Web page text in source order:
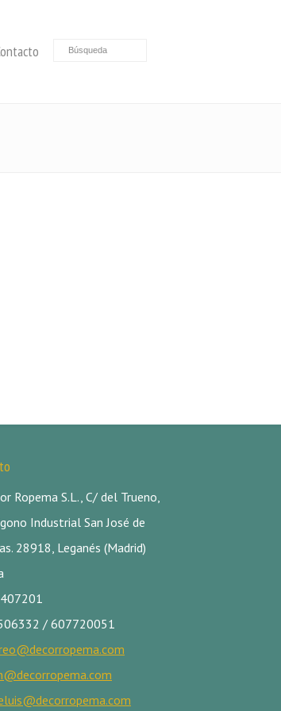
Ropema S.L., C/ del Trueno,
Industrial San José de
28918, Leganés (Madrid)
/ 607720051